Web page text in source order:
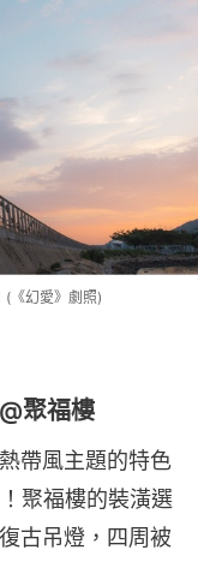
(《幻愛》劇照)
聚福樓
帶風主題的特色
聚福樓的裝潢選
古吊燈，四周被